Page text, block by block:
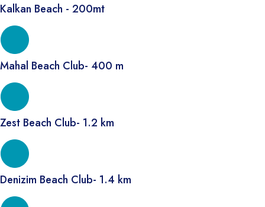
Kalkan Beach - 200mt
Mahal Beach Club- 400 m
Zest Beach Club- 1.2 km
Denizim Beach Club- 1.4 km